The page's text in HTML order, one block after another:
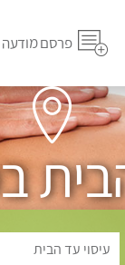
פרסם מודעה
עיסוי עד הבית